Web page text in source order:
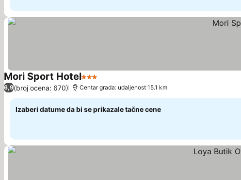
Mori Sport Hotel3 Zvezdice
6,9(broj ocena: 670) Centar grada: udaljenost 15.1 km
Izaberi datume da bi se prikazale tačne cene